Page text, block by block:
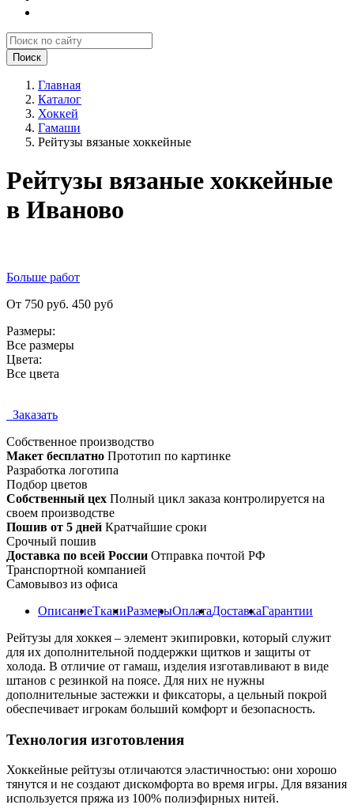
Поиск
Главная
Каталог
Хоккей
Гамаши
Рейтузы вязаные хоккейные
Рейтузы вязаные хоккейные
в Иваново
Больше работ
От 750 руб. 450 руб
Размеры:
Все размеры
Цвета:
Все цвета
Заказать
Собственное производство
Макет бесплатно Прототип по картинке
Разработка логотипа
Подбор цветов
Собственный цех Полный цикл заказа контролируется на
своем производстве
Пошив от 5 дней Кратчайшие сроки
Срочный пошив
Доставка по всей России Отправка почтой РФ
Транспортной компанией
Самовывоз из офиса
ОписаниеТканиРазмерыОплатаДоставкаГарантии
Рейтузы для хоккея – элемент экипировки, который служит
для их дополнительной поддержки щитков и защиты от
холода. В отличие от гамаш, изделия изготавливают в виде
штанов с резинкой на поясе. Для них не нужны
дополнительные застежки и фиксаторы, а цельный покрой
обеспечивает игрокам больший комфорт и безопасность.
Технология изготовления
Хоккейные рейтузы отличаются эластичностью: они хорошо
тянутся и не создают дискомфорта во время игры. Для вязания
используется пряжа из 100% полиэфирных нитей.